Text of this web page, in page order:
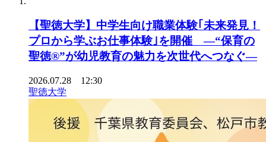
【聖徳大学】中学生向け職業体験｢未来発見！
プロから学ぶお仕事体験｣を開催 ―“保育の
聖徳®”が幼児教育の魅力を次世代へつなぐ―
2026.07.28 12:30
聖徳大学